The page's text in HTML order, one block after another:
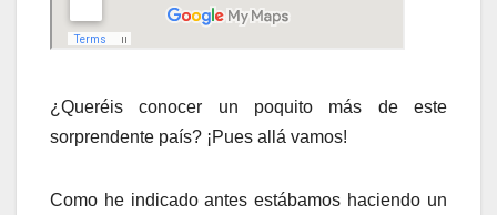
¿Queréis conocer un poquito más de este
sorprendente país? ¡Pues allá vamos!
Como he indicado antes estábamos haciendo un